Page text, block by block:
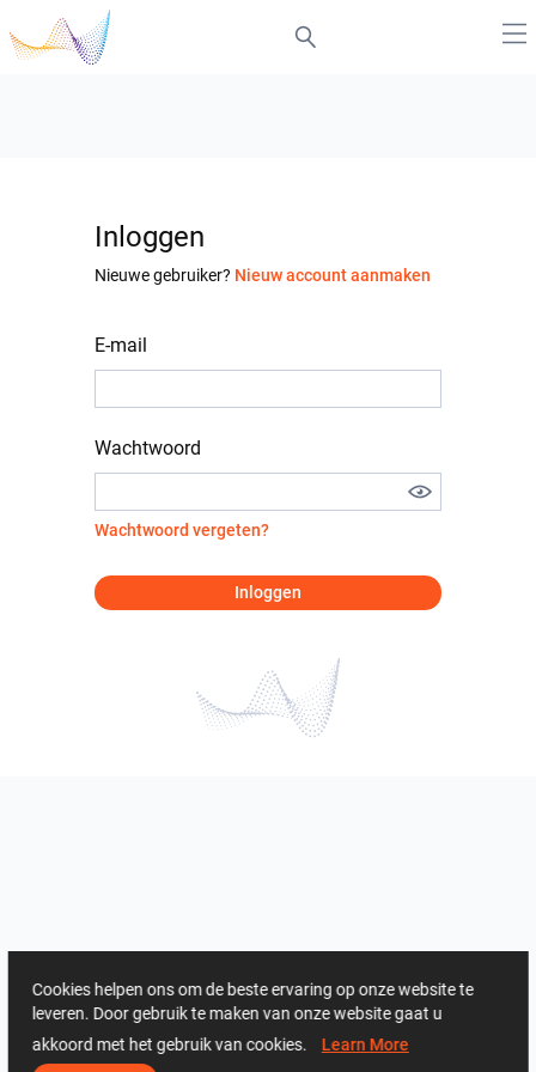
Inloggen
Nieuwe gebruiker? Nieuw account aanmaken
E-mail
Wachtwoord
Wachtwoord vergeten?
Inloggen
Cookies helpen ons om de beste ervaring op onze website te
leveren. Door gebruik te maken van onze website gaat u
akkoord met het gebruik van cookies. Learn More